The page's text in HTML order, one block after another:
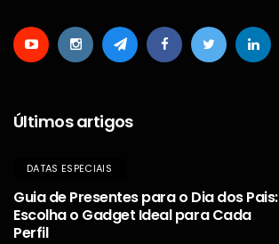
Últimos artigos
DATAS ESPECIAIS
Guia de Presentes para o Dia dos Pais:
Escolha o Gadget Ideal para Cada
Perfil